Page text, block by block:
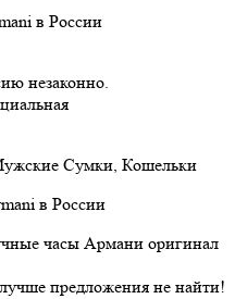
в России
незаконно.
в России
часы Армани оригинал
предложения не найти!